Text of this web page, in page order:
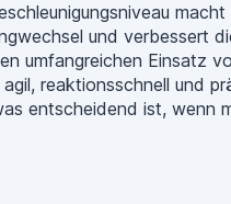
und verbessert
umfangreichen Einsatz
reaktionsschnell und
entscheidend ist, wenn